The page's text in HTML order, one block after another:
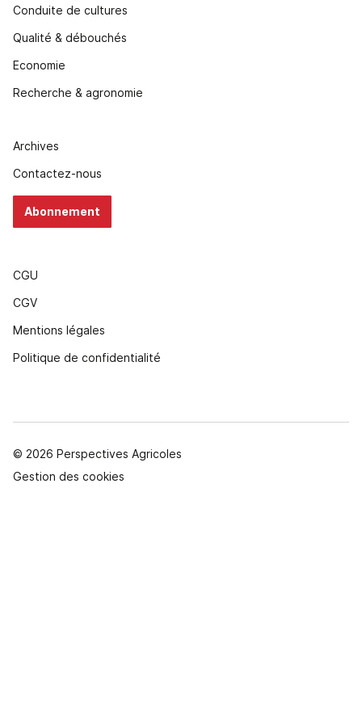
Conduite de cultures
Qualité & débouchés
Economie
Recherche & agronomie
Archives
Contactez-nous
Abonnement
CGU
CGV
Mentions légales
Politique de confidentialité
© 2026 Perspectives Agricoles
Gestion des cookies